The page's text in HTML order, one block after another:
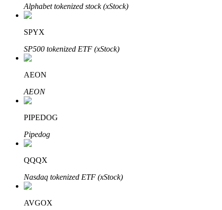
พันธมิตร Bitrue
มากถึง 65% คอมมิชชั่น!
Alphabet tokenized stock (xStock)
SPYX
SP500 tokenized ETF (xStock)
AEON
AEON
PIPEDOG
Pipedog
QQQX
Nasdaq tokenized ETF (xStock)
AVGOX